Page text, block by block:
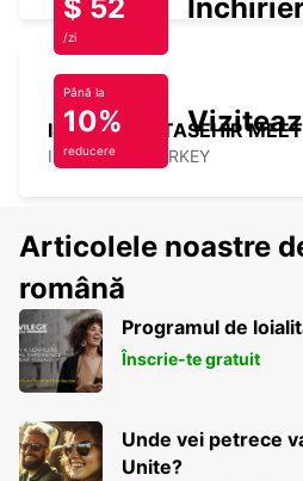
ISTANBUL ATASEHIR
ISTANBUL - TURKEY
TAKSIM
ISTANBUL - TURKEY
$ 52
/zi
Până la
10%
reducere
Articolele noastre
română
Programul de
Înscrie-te gratuit
Unde vei petrece
Unite?